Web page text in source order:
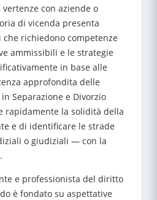
con aziende o
di vicenda presenta
richiedono competenze
ammissibili e le strategie
in base alle
approfondita delle
Separazione e Divorzio
rapidamente la solidità della
e di identificare le strade
o giudiziali — con la
e professionista del diritto
è fondato su aspettative